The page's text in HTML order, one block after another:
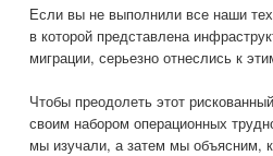
Если вы не выполнили все наши
в которой представлена
миграции, серьезно отнеслись к
Чтобы преодолеть этот
своим набором операционных
мы изучали, а затем мы объясним,